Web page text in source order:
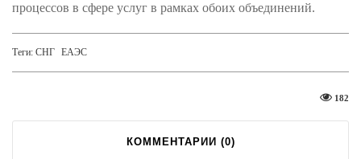
процессов в сфере услуг в рамках обоих объединений.
Теги: СНГ ЕАЭС
182
КОММЕНТАРИИ (0)